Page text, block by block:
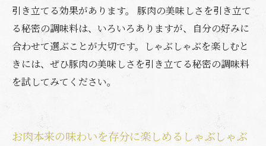
引き立てる効果があります。 豚肉の美味しさを引き立て
る秘密の調味料は、いろいろありますが、自分の好みに
合わせて選ぶことが大切です。しゃぶしゃぶを楽しむと
きには、ぜひ豚肉の美味しさを引き立てる秘密の調味料
を試してみてください。
お肉本来の味わいを存分に楽しめるしゃぶしゃぶ